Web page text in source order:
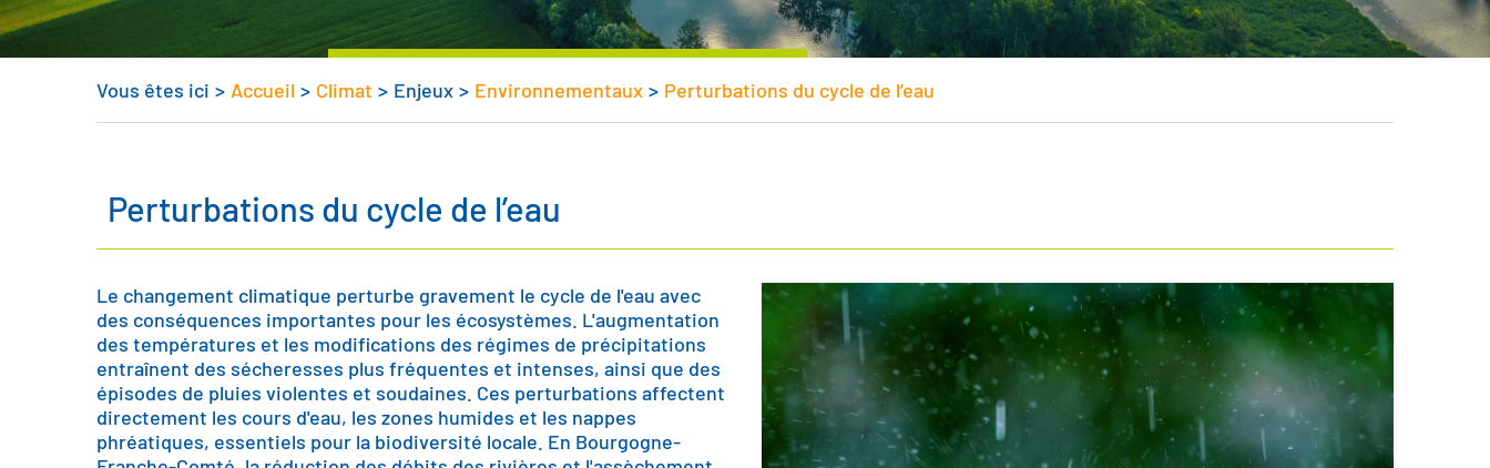
Vous êtes ici > Accueil > Climat > Enjeux > Environnementaux > Perturbations du cycle de l’eau
Perturbations du cycle de l’eau
Le changement climatique perturbe gravement le cycle de l'eau avec
des conséquences importantes pour les écosystèmes. L'augmentation
des températures et les modifications des régimes de précipitations
entraînent des sécheresses plus fréquentes et intenses, ainsi que des
épisodes de pluies violentes et soudaines. Ces perturbations affectent
directement les cours d'eau, les zones humides et les nappes
phréatiques, essentiels pour la biodiversité locale. En Bourgogne-